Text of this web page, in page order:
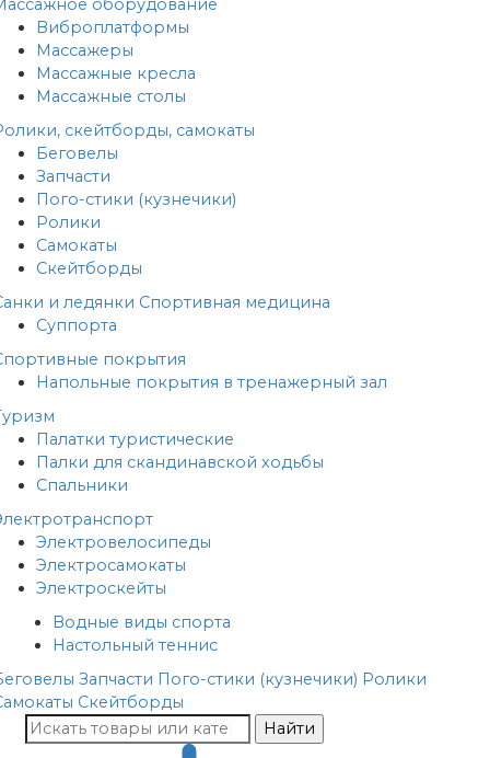
оборудование
Виброплатформы
Массажеры
Массажные кресла
Массажные столы
скейтборды, самокаты
Беговелы
Запчасти
Пого-стики (кузнечики)
Ролики
Самокаты
Скейтборды
и ледянки Спортивная медицина
Суппорта
покрытия
Напольные покрытия в тренажерный зал
Палатки туристические
Палки для скандинавской ходьбы
Спальники
Электровелосипеды
Электросамокаты
Электроскейты
Водные виды спорта
Настольный теннис
Запчасти Пого-стики (кузнечики) Ролики
Скейтборды
Найти